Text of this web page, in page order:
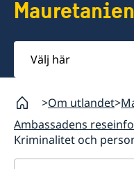
Mauretanien
Välj
här
Om utlandet
Ambassadens
Kriminalitet och